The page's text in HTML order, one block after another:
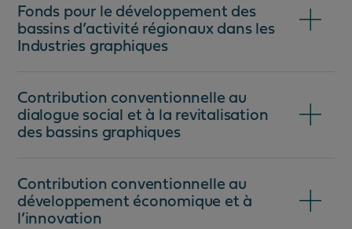
Fonds pour le développement des
bassins d’activité régionaux dans les
Industries graphiques
Contribution conventionnelle au
dialogue social et à la revitalisation
des bassins graphiques
Contribution conventionnelle au
développement économique et à
l’innovation